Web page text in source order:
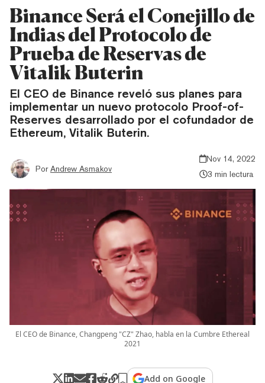
Binance Será el Conejillo de
Indias del Protocolo de
Prueba de Reservas de
Vitalik Buterin
El CEO de Binance reveló sus planes para
implementar un nuevo protocolo Proof-of-
Reserves desarrollado por el cofundador de
Ethereum, Vitalik Buterin.
Por Andrew Asmakov
Nov 14, 2022
3 min lectura
El CEO de Binance, Changpeng "CZ" Zhao, habla en la Cumbre Ethereal
2021
Add on Google